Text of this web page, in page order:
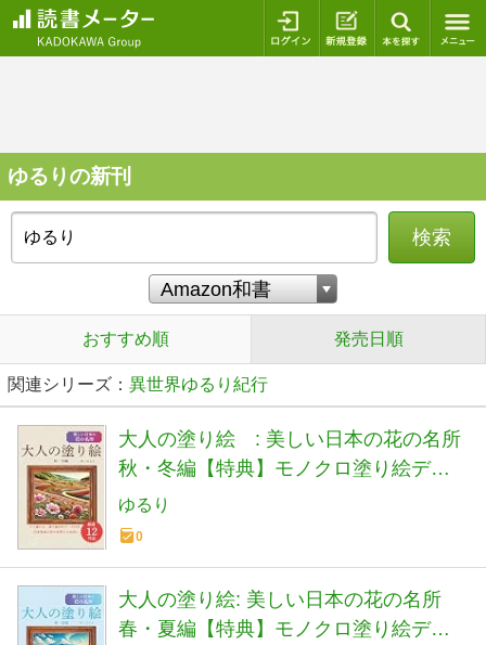
ログイン 新規登録
ゆるりの新刊
検索
おすすめ順 発売日順
関連シリーズ： 異世界ゆるり紀行
大人の塗り絵 : 美しい日本の花の名所
秋・冬編【特典】モノクロ塗り絵デー
タプレゼント付き
ゆるり
0
大人の塗り絵: 美しい日本の花の名所
春・夏編【特典】モノクロ塗り絵デー